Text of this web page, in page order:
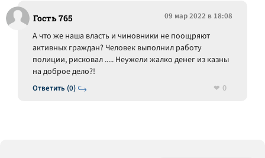
Гость 765 09 мар 2022 в 18:08
Ответить (0)
А что же наша власть и чиновники не поощряют
активных граждан? Человек выполнил работу
полиции, рисковал ..... Неужели жалко денег из казны
на доброе дело?!
0